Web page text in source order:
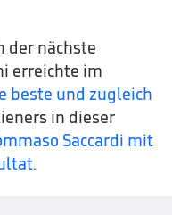
der nächste
erreichte im
beste und zugleich
in dieser
Saccardi mit